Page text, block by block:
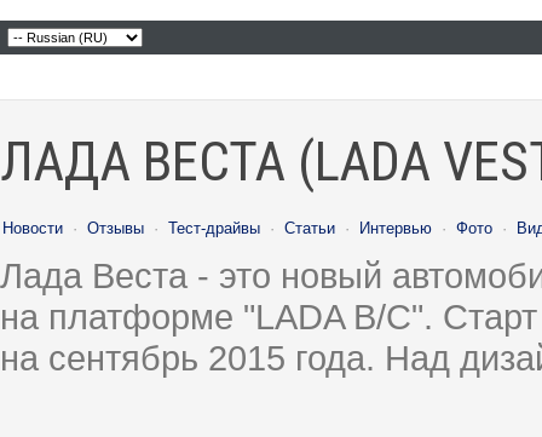
ЛАДА ВЕСТА (LADA
Новости · Отзывы · Тест-драйвы · Статьи · Интервью · Фото ·
Лада Веста - это новый
на платформе "LADA B/C".
на сентябрь 2015 года. Над